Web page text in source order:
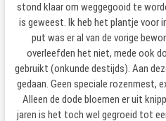
stond klaar om weggegooid te
is geweest. Ik heb het plantje voor
put was er al van de vorige
overleefden het niet, mede ook
gebruikt (onkunde destijds). Aan
gedaan. Geen speciale rozenmest,
Alleen de dode bloemen er uit
jaren is het toch wel gegroeid tot